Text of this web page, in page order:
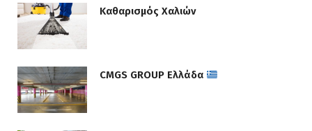
Καθαρισμός Χαλιών
CMGS GROUP Ελλάδα